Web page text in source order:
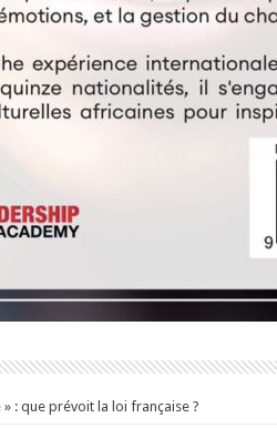
: que prévoit la loi française ?